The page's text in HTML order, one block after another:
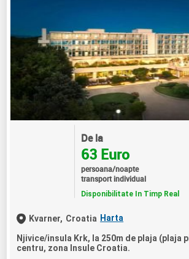
De la
63 Euro
persoana/noapte
transport individual
Disponibilitate In Timp Real
Kvarner, Croatia Harta
Njivice/insula Krk, la 250m de plaja (plaja
centru, zona Insule Croatia.